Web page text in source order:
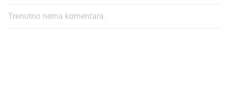
Trenutno nema komentara.